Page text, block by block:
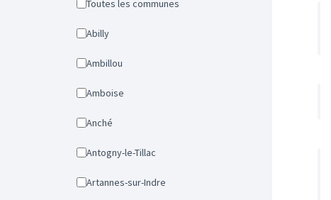
Toutes les communes
Abilly
Ambillou
Amboise
Anché
Antogny-le-Tillac
Artannes-sur-Indre